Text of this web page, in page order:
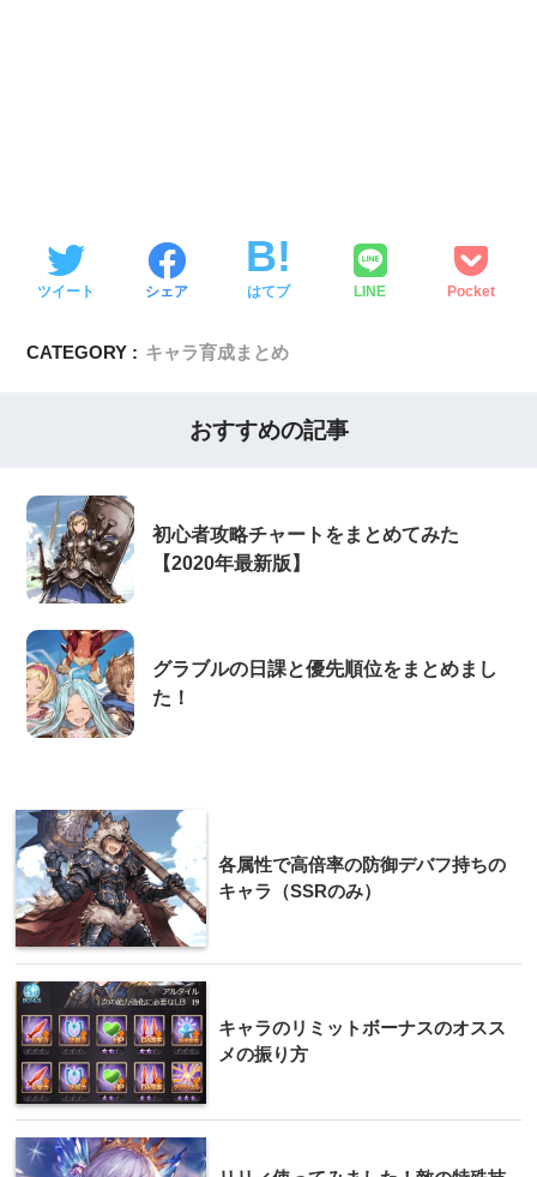
ツイート シェア はてブ LINE Pocket
CATEGORY : キャラ育成まとめ
おすすめの記事
初心者攻略チャートをまとめてみた
【2020年最新版】
グラブルの日課と優先順位をまとめまし
た！
各属性で高倍率の防御デバフ持ちの
キャラ（SSRのみ）
キャラのリミットボーナスのオスス
メの振り方